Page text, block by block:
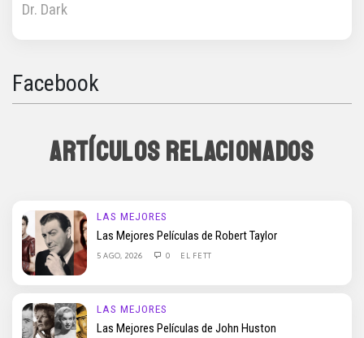
Dr. Dark
Facebook
ARTÍCULOS RELACIONADOS
LAS MEJORES
Las Mejores Películas de Robert Taylor
5 AGO, 2026 0 EL FETT
LAS MEJORES
Las Mejores Películas de John Huston